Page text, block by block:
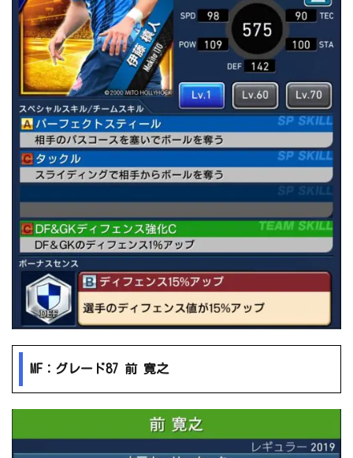
MF：グレード87 前 寛之